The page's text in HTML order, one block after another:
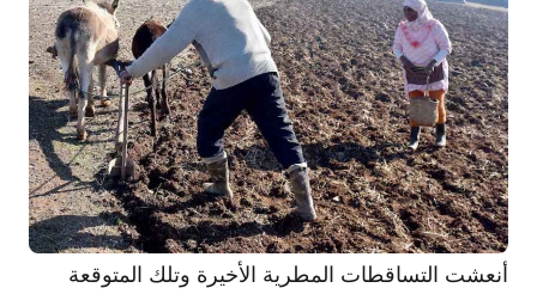
أنعشت التساقطات المطرية الأخيرة وتلك المتوقعة